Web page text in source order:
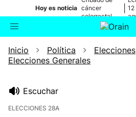
Hoy es noticia cáncer
colorrectal
12
Buscador
Inicio Política
Elecciones
Elecciones Generales
Escuchar
ELECCIONES 28A